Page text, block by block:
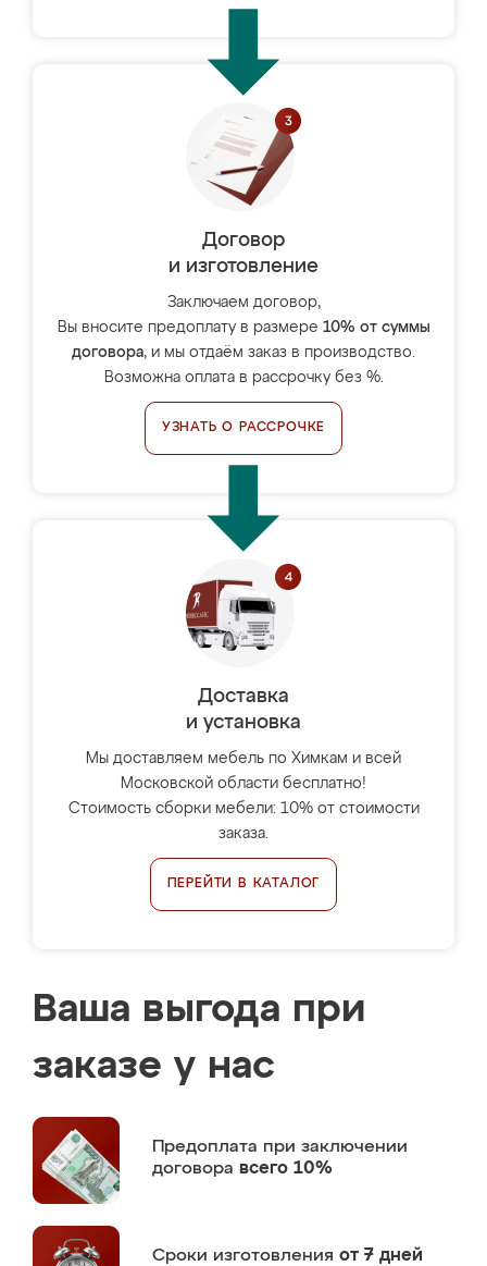
Договор
и изготовление
Заключаем договор,
Вы вносите предоплату в размере 10% от суммы
договора, и мы отдаём заказ в производство.
Возможна оплата в рассрочку без %.
УЗНАТЬ О РАССРОЧКЕ
Доставка
и установка
Мы доставляем мебель по Химкам и всей
Московской области бесплатно!
Стоимость сборки мебели: 10% от стоимости
заказа.
ПЕРЕЙТИ В КАТАЛОГ
Ваша выгода при
заказе у нас
Предоплата при заключении
договора всего 10%
Сроки изготовления от 7 дней